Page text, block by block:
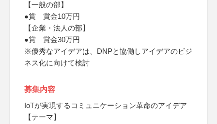
【一般の部】
●賞 賞金10万円
【企業・法人の部】
●賞 賞金30万円
※優秀なアイデアは、DNPと協働しアイデアのビジ
ネス化に向けて検討
募集内容
IoTが実現するコミュニケーション革命のアイデア
【テーマ】